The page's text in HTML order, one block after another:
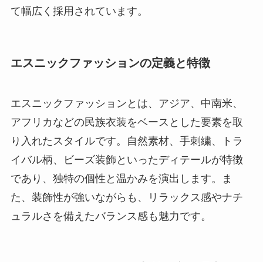
て幅広く採用されています。
エスニックファッションの定義と特徴
エスニックファッションとは、アジア、中南米、
アフリカなどの民族衣装をベースとした要素を取
り入れたスタイルです。自然素材、手刺繍、トラ
イバル柄、ビーズ装飾といったディテールが特徴
であり、独特の個性と温かみを演出します。ま
た、装飾性が強いながらも、リラックス感やナチ
ュラルさを備えたバランス感も魅力です。